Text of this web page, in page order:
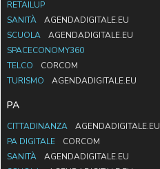
RETAILUP
SANITÀ
AGENDADIGITALE.EU
SCUOLA
AGENDADIGITALE.EU
SPACECONOMY360
TELCO
CORCOM
TURISMO
AGENDADIGITALE.EU
PA
CITTADINANZA
AGENDADIGITALE.EU
PA DIGITALE
CORCOM
SANITÀ
AGENDADIGITALE.EU